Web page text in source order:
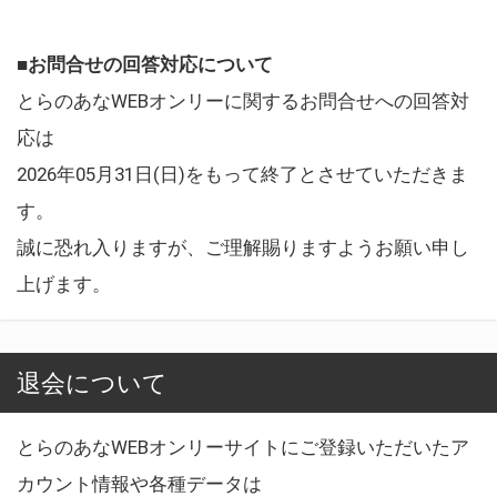
■お問合せの回答対応について
とらのあなWEBオンリーに関するお問合せへの回答対
応は
2026年05月31日(日)をもって終了とさせていただきま
す。
誠に恐れ入りますが、ご理解賜りますようお願い申し
上げます。
退会について
とらのあなWEBオンリーサイトにご登録いただいたア
カウント情報や各種データは